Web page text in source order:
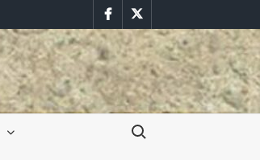
FacebookTwitter
Buscar: